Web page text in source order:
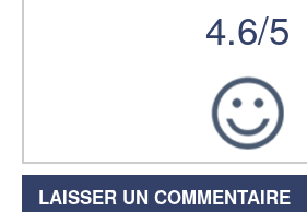
4.6/5
LAISSER UN COMMENTAIRE